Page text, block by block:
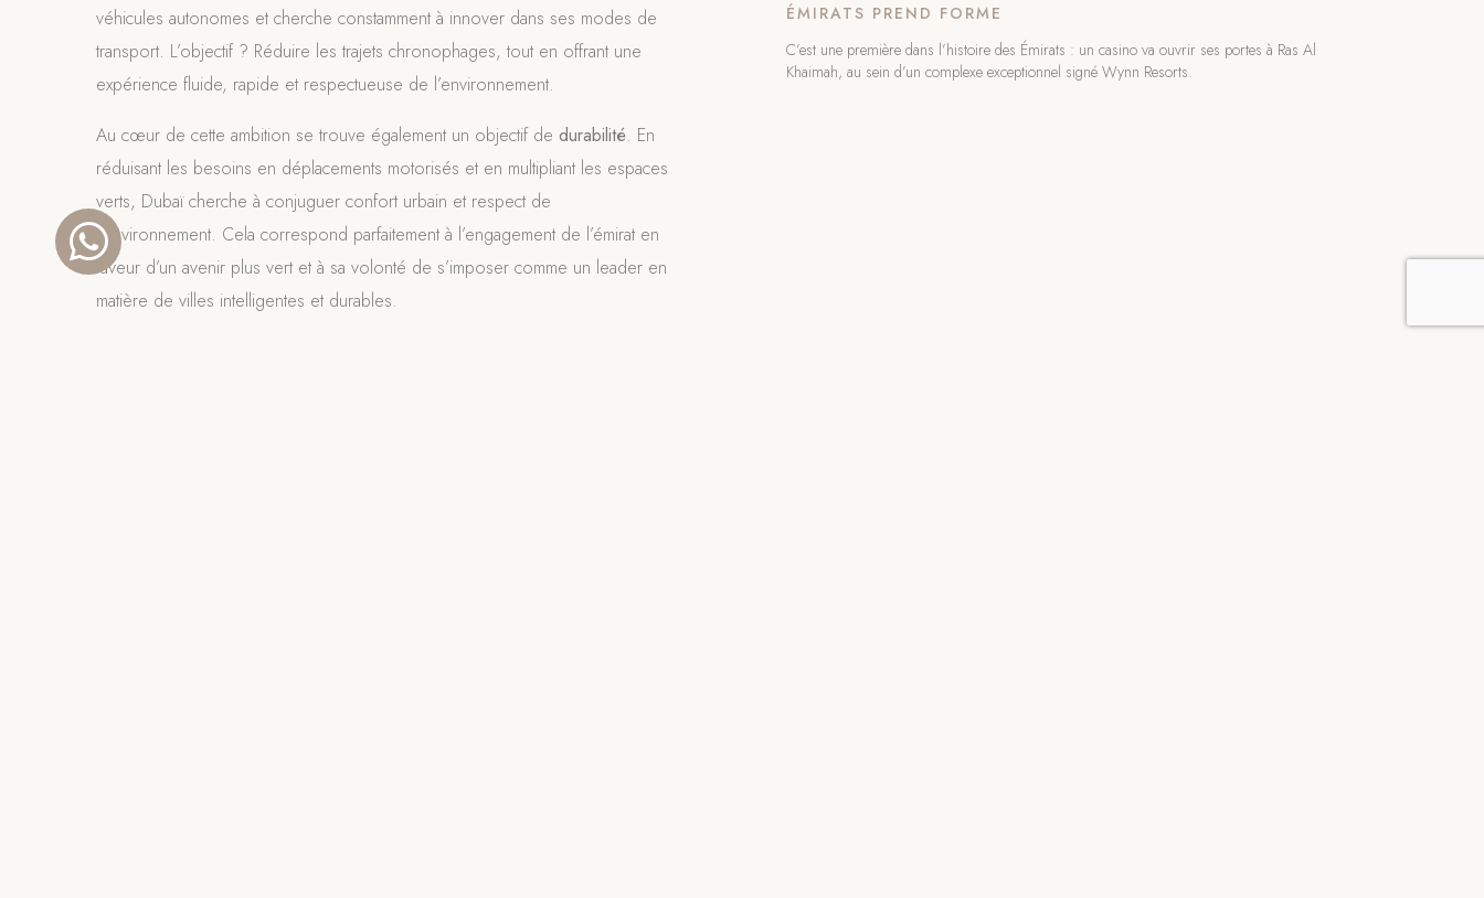
véhicules autonomes et cherche constamment à innover dans ses modes de
transport. L’objectif ? Réduire les trajets chronophages, tout en offrant une
expérience fluide, rapide et respectueuse de l’environnement.
Au cœur de cette ambition se trouve également un objectif dedurabilité. En
réduisant les besoins en déplacements motorisés et en multipliant les espaces
verts, Dubaï cherche à conjuguer confort urbain et respect de
l’environnement. Cela correspond parfaitement à l’engagement de l’émirat en
faveur d’un avenir plus vert et à sa volonté de s’imposer comme un leader en
matière de villes intelligentes et durables.
ÉMIRATS PREND FORME
C’est une première dans l’histoire des Émirats : un casino va ouvrir ses portes à Ras Al
Khaimah, au sein d’un complexe exceptionnel signé Wynn Resorts.